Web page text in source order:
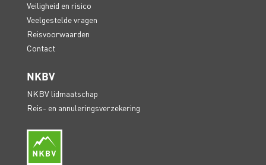
Veiligheid en risico
Veelgestelde vragen
Reisvoorwaarden
Contact
NKBV
NKBV lidmaatschap
Reis- en annuleringsverzekering